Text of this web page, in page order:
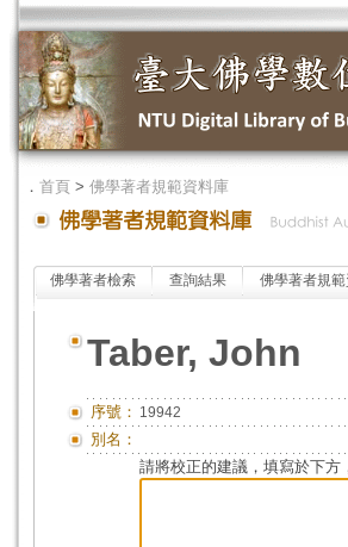
． 首頁 > 佛學著者規範資料庫
佛學著者檢索 查詢結果 佛學著者規
Taber, John
序號： 19942
別名：
請將校正的建議，填寫於下